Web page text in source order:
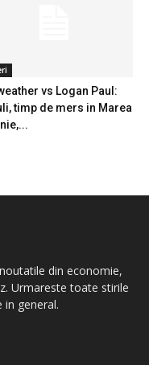
vs Logan Paul:
timp de mers in Marea
din economie,
Urmareste toate stirile
in general.